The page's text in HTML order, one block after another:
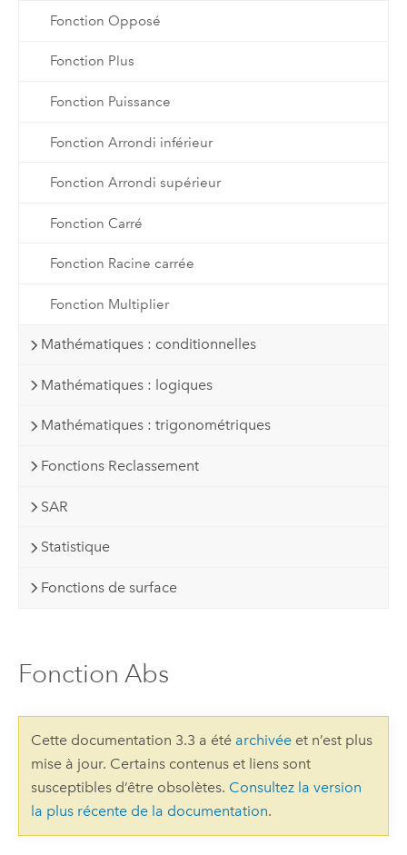
Fonction Opposé
Fonction Plus
Fonction Puissance
Fonction Arrondi inférieur
Fonction Arrondi supérieur
Fonction Carré
Fonction Racine carrée
Fonction Multiplier
Mathématiques : conditionnelles
Mathématiques : logiques
Mathématiques : trigonométriques
Fonctions Reclassement
SAR
Statistique
Fonctions de surface
Fonction Abs
Cette documentation 3.3 a été archivéeet n’est plus
mise à jour. Certains contenus et liens sont
susceptibles d’être obsolètes. Consultez la version
la plus récente de la documentation.